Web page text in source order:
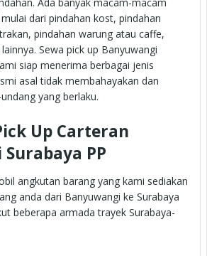
dari pindahan kost, pindahan
pindahan warung atau caffe,
Sewa pick up Banyuwangi
siap menerima berbagai jenis
asal tidak membahayakan dan
yang berlaku.
Up Carteran
PP
angkutan barang yang kami sediakan
anda dari Banyuwangi ke Surabaya
beberapa armada trayek Surabaya-